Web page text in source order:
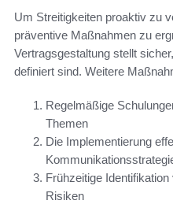
Um Streitigkeiten proaktiv zu
präventive Maßnahmen zu
Vertragsgestaltung stellt
definiert sind. Weitere
Regelmäßige
Themen
Die Implementierung
Frühzeitige
Risiken